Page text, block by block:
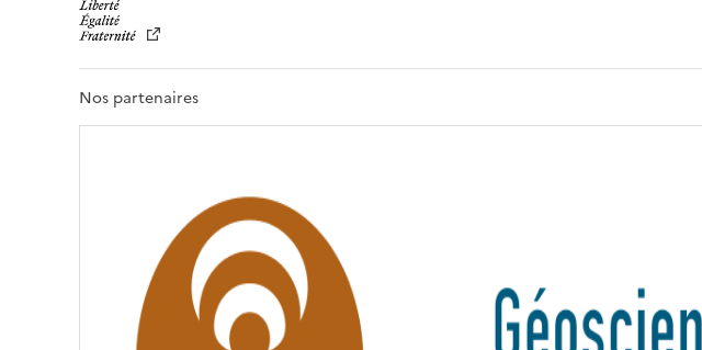
R
É
Nos partenaires